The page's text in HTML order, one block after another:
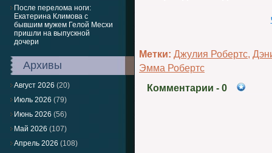
После перелома ноги:
Екатерина Климова с
бывшим мужем Гелой Месхи
пришли на выпускной
дочери
Архивы
Август 2026 (20)
Июль 2026 (79)
Июнь 2026 (56)
Май 2026 (107)
Апрель 2026 (108)
Метки: Джулия Робертс,
Эмма Робертс
Комментарии - 0